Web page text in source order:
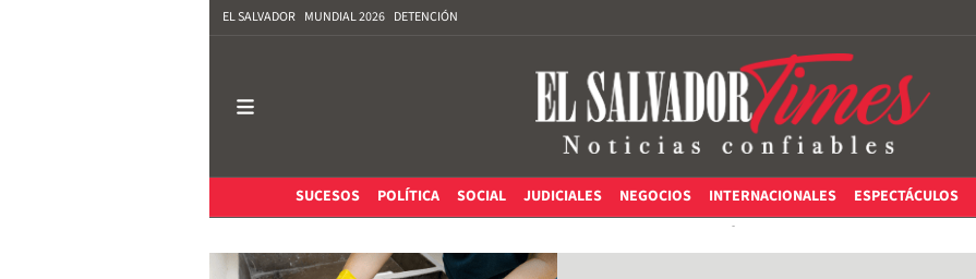
EL SALVADOR MUNDIAL 2026 DETENCIÓN
SUCESOS
POLÍTICA SOCIAL JUDICIALES NEGOCIOS INTERNACIONALES ESPECTÁCULOS